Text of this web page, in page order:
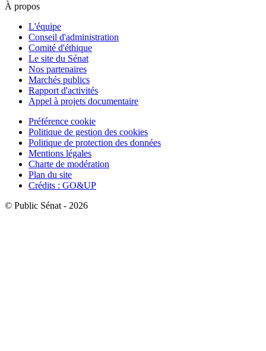
À propos
L'équipe
Conseil d'administration
Comité d'éthique
Le site du Sénat
Nos partenaires
Marchés publics
Rapport d'activités
Appel à projets documentaire
Préférence cookie
Politique de gestion des cookies
Politique de protection des données
Mentions légales
Charte de modération
Plan du site
Crédits : GO&UP
© Public Sénat - 2026